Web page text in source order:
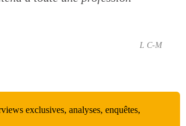
L C-M
exclusives, analyses, enquêtes,